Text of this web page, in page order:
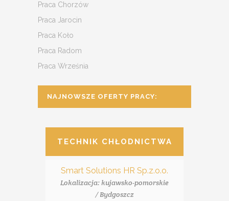
Praca Chorzów
Praca Jarocin
Praca Koło
Praca Radom
Praca Września
NAJNOWSZE OFERTY PRACY:
TECHNIK CHŁODNICTWA
Smart Solutions HR Sp.z.o.o.
Lokalizacja: kujawsko-pomorskie
/ Bydgoszcz